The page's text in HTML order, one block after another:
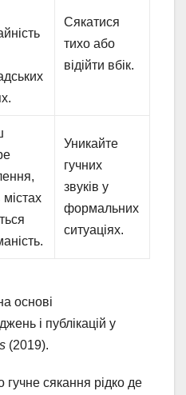
Сякатися
тихо або
відійти вбік.
Уникайте
гучних
звуків у
формальних
ситуаціях.
основі
і публікацій у
(2019).
сякання рідко де